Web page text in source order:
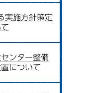
実施方針策定
ンター整備
について